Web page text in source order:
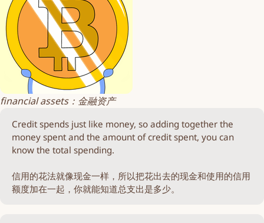
financial assets：金融资产
Credit spends just like money, so adding together the
money spent and the amount of credit spent, you can
know the total spending.
信用的花法就像现金一样，所以把花出去的现金和使用的信用
额度加在一起，你就能知道总支出是多少。